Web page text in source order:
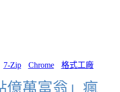
7-Zip Chrome 格式工廠
億萬富翁」瘋